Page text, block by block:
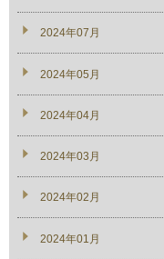
2024年07月
2024年05月
2024年04月
2024年03月
2024年02月
2024年01月